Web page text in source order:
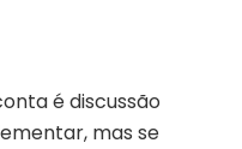
é discussão
mas se